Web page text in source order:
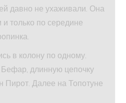
давно не ухаживали. Она
и только по середине
в колону по одному.
длинную цепочку
Пирот. Далее на Топотуне